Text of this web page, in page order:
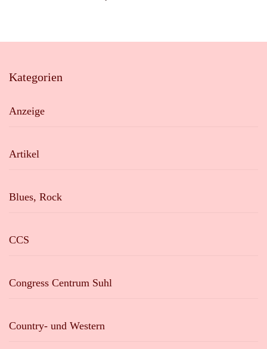
Kategorien
Anzeige
Artikel
Blues, Rock
CCS
Congress Centrum Suhl
Country- und Western